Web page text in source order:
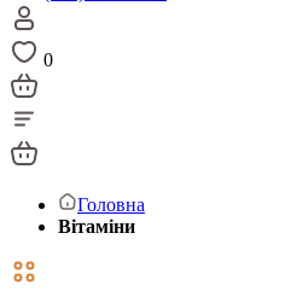
0
Головна
Вітаміни